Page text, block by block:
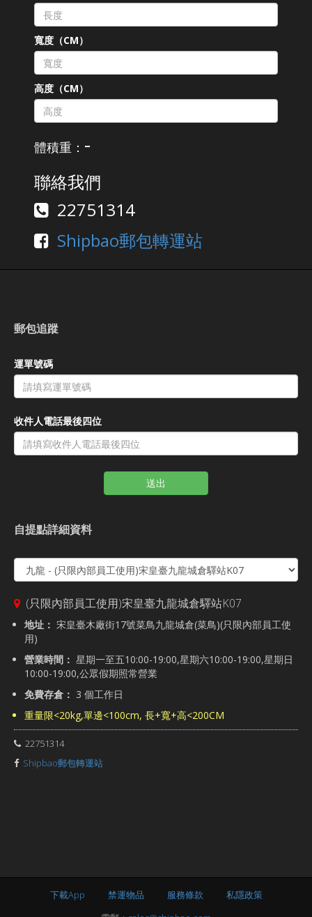
寬度（CM）
高度（CM）
體積重： -
聯絡我們
22751314
Shipbao郵包轉運站
郵包追蹤
運單號碼
收件人電話最後四位
送出
自提點詳細資料
(只限內部員工使用)宋皇臺九龍城倉驛站K07
地址： 宋皇臺木廠街17號菜鳥九龍城倉(菜鳥)(只限內部員工使
用)
營業時間： 星期一至五10:00-19:00,星期六10:00-19:00,星期日
10:00-19:00,公眾假期照常營業
免費存倉： 3 個工作日
重量限<20kg,單邊<100cm, 長+寬+高<200CM
22751314
Shipbao郵包轉運站
下載App 禁運物品 服務條款
私隱政策